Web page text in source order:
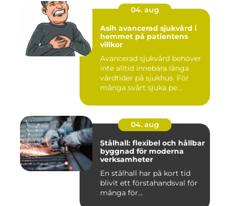
04. aug
Asih avancerad sjukvård i
hemmet på patientens
villkor
Avancerad sjukvård behöver
inte alltid innebära långa
vårdtider på sjukhus. För
många svårt sjuka pe...
04. aug
Stålhall: flexibel och hållbar
byggnad för moderna
verksamheter
En stålhall har på kort tid
blivit ett förstahandsval för
många för...